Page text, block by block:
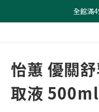
全館滿
全館滿
加入會員
怡蕙 優關
取液